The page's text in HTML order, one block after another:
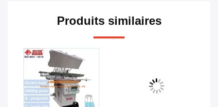
Produits similaires